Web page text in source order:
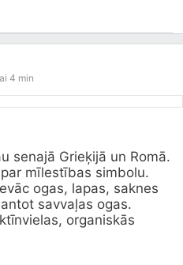
4 min
senajā Grieķijā un Romā.
mīlestības simbolu.
ogas, lapas, saknes
savvaļas ogas.
organiskās